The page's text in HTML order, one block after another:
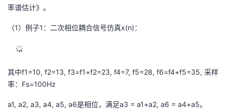
率谱估计》。
（1）例子1：二次相位耦合信号仿真x(n)：
其中f1=10, f2=13, f3=f1+f2=23, f4=7, f5=28, f6=f4+f5=35, 采样
率：Fs=100Hz
a1, a2, a3, a4, a5, a6是相位，满足a3 = a1+a2, a6 = a4+a5。